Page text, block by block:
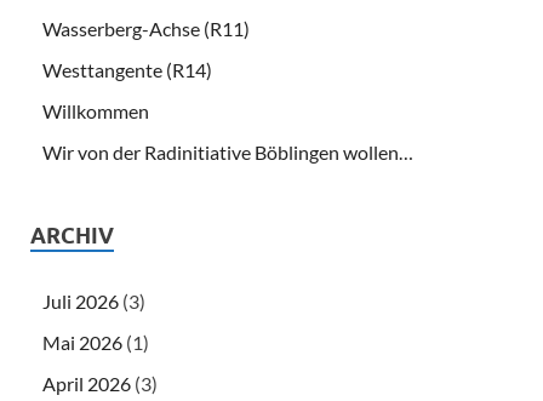
Wasserberg-Achse (R11)
Westtangente (R14)
Willkommen
Wir von der Radinitiative Böblingen wollen…
ARCHIV
Juli 2026 (3)
Mai 2026 (1)
April 2026 (3)